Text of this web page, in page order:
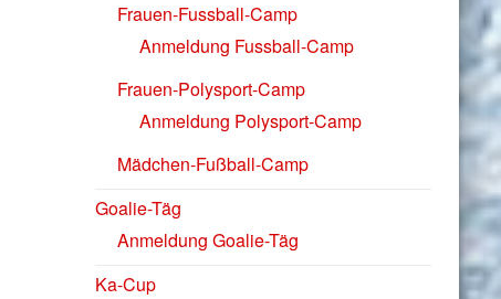
Frauen-Fussball-Camp
Anmeldung Fussball-Camp
Frauen-Polysport-Camp
Anmeldung Polysport-Camp
Mädchen-Fußball-Camp
Goalie-Täg
Anmeldung Goalie-Täg
Ka-Cup